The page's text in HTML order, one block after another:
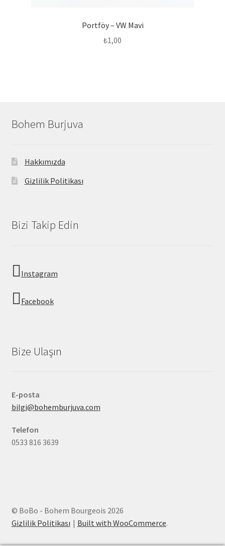
Portföy – VW Mavi
₺1,00
Bohem Burjuva
Hakkımızda
Gizlilik Politikası
Bizi Takip Edin
Instagram
Facebook
Bize Ulaşın
E-posta
bilgi@bohemburjuva.com
Telefon
0533 816 3639
© BoBo - Bohem Bourgeois 2026
Gizlilik Politikası
Built with WooCommerce.